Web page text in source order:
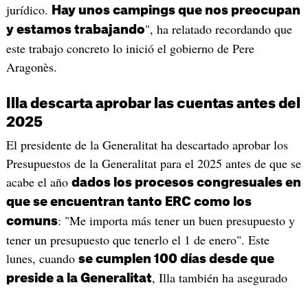
jurídico.
Hay unos campings que nos preocupan
y estamos trabajando", ha relatado recordando que
este trabajo concreto lo inició el gobierno de Pere
Aragonès.
Illa descarta aprobar las cuentas antes del
2025
El presidente de la Generalitat ha descartado aprobar los
Presupuestos de la Generalitat para el 2025 antes de que se
acabe el año dados los procesos congresuales en
que se encuentran tanto ERC como los
comuns: "Me importa más tener un buen presupuesto y
tener un presupuesto que tenerlo el 1 de enero". Este
lunes, cuando se cumplen 100 días desde que
preside a la Generalitat, Illa también ha asegurado